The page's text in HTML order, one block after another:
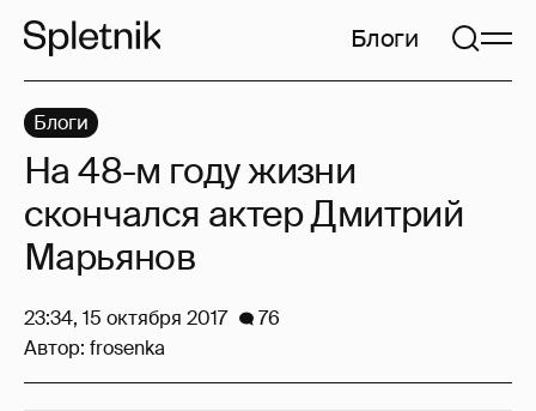
Блоги
Блоги
На 48-м году жизни
скончался актер Дмитрий
Марьянов
23:34, 15 октября 2017
76
Автор: frosenka